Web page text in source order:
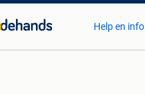
Help en info